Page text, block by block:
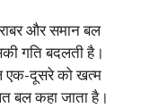
और समान बल
गति बदलती है।
एक-दूसरे को खत्म
बल कहा जाता है।